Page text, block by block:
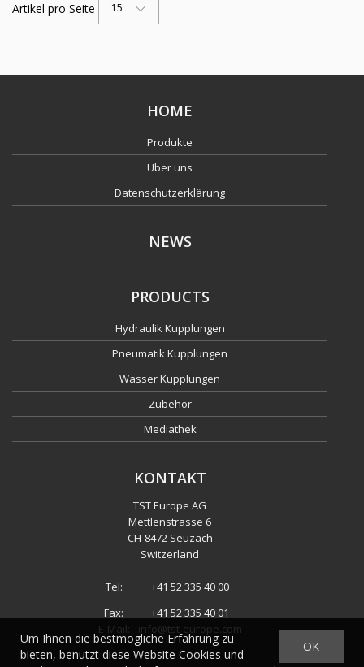
Artikel pro Seite 15
HOME
Produkte
Über uns
Datenschutzerklärung
NEWS
PRODUCTS
Hydraulik Kupplungen
Pneumatik Kupplungen
Wasser Kupplungen
Zubehör
Mediathek
KONTAKT
TST Europe AG
Mettlenstrasse 6
CH-8472 Seuzach
Switzerland
Tel:
+41 52 335 40 00
Fax:
+41 52 335 40 01
E-Mail:
info@tst-europe.com
OK
Um Ihnen die bestmögliche Erfahrung zu
bieten, benutzt diese Website Cookies und